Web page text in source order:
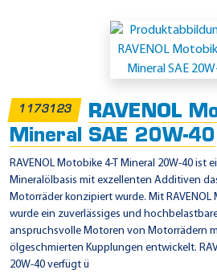
1173123
RAVENOL
Mineral SAE 20W-40
RAVENOL Motobike 4-T Mineral 20W-40 ist
Mineralölbasis mit exzellenten Additiven
Motorräder konzipiert wurde. Mit RAVENOL
wurde ein zuverlässiges und
anspruchsvolle Motoren von Motorrädern
ölgeschmierten Kupplungen entwickelt.
20W-40 verfügt ü